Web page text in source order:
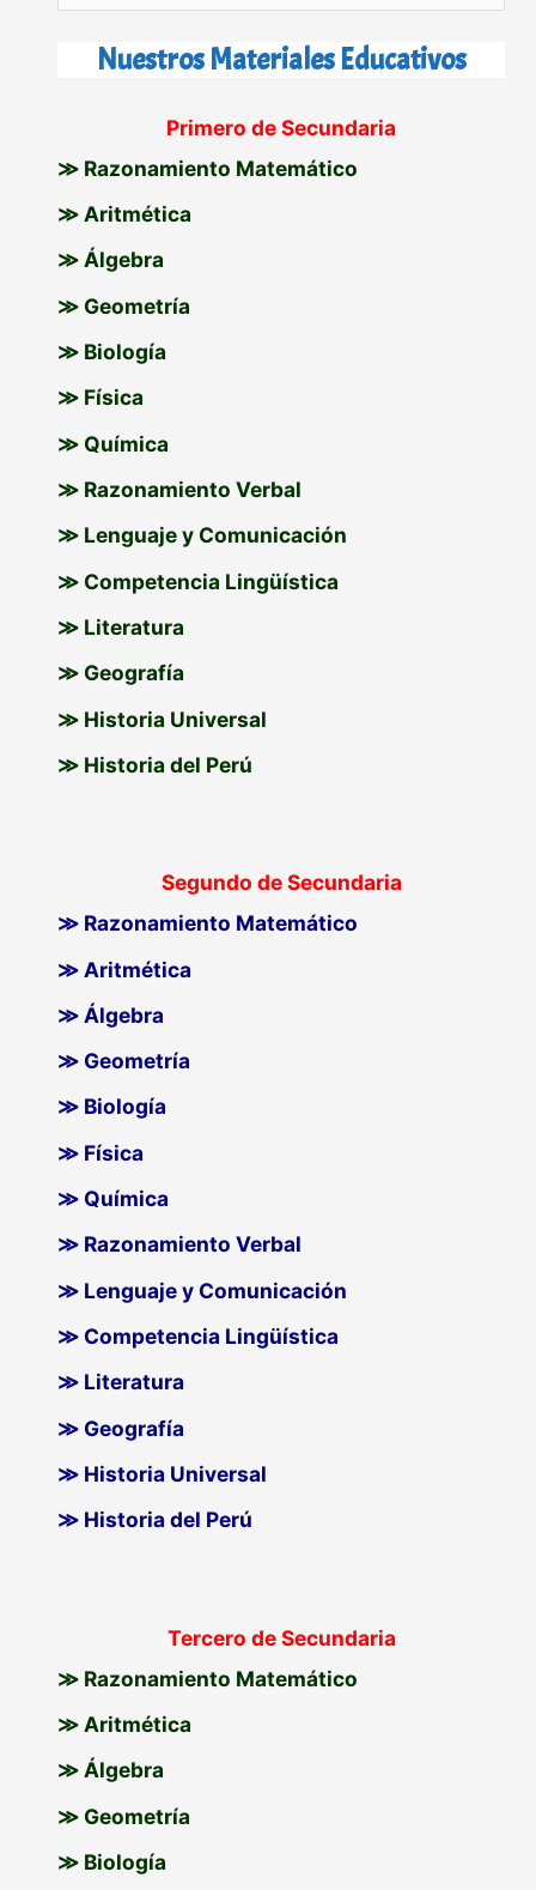
u
r
p
o
Nuestros Materiales Educativos
Primero de Secundaria
≫ Razonamiento Matemático
≫ Aritmética
≫ Álgebra
≫ Geometría
≫ Biología
≫ Física
≫ Química
≫ Razonamiento Verbal
≫ Lenguaje y Comunicación
≫ Competencia Lingüística
≫ Literatura
≫ Geografía
≫ Historia Universal
≫ Historia del Perú
Segundo de Secundaria
≫ Razonamiento Matemático
≫ Aritmética
≫ Álgebra
≫ Geometría
≫ Biología
≫ Física
≫ Química
≫ Razonamiento Verbal
≫ Lenguaje y Comunicación
≫ Competencia Lingüística
≫ Literatura
≫ Geografía
≫ Historia Universal
≫ Historia del Perú
Tercero de Secundaria
≫ Razonamiento Matemático
≫ Aritmética
≫ Álgebra
≫ Geometría
≫ Biología